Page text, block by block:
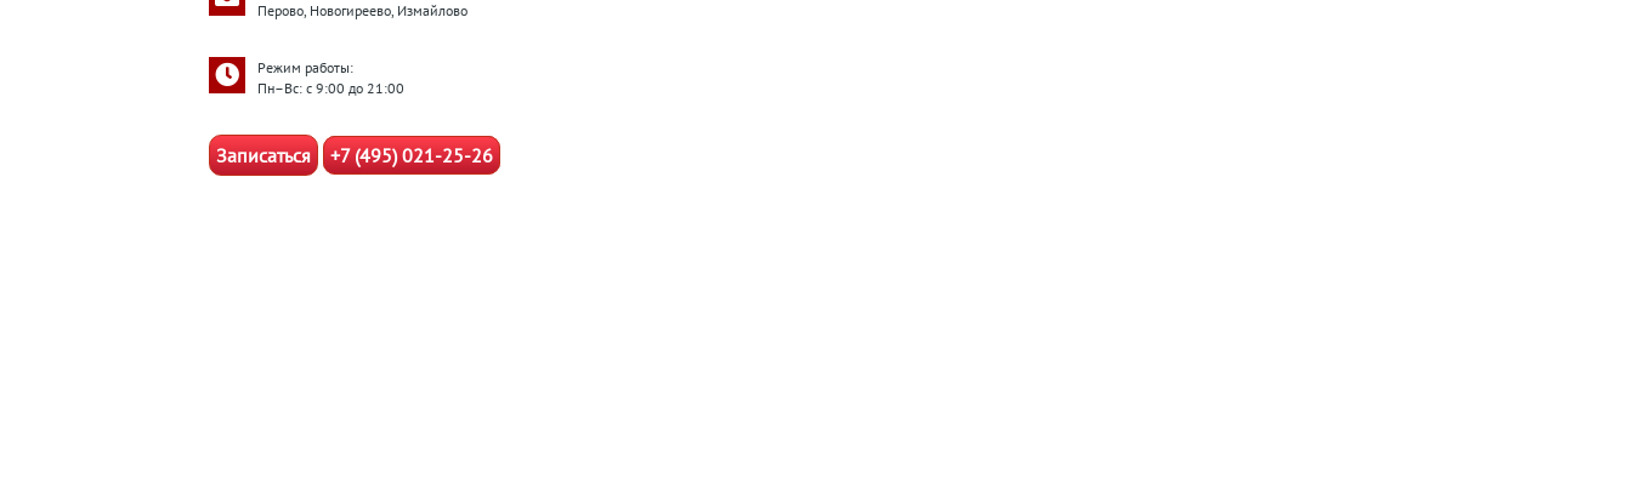
Перово, Новогиреево, Измайлово
Режим работы:
Пн–Вс: с 9:00 до 21:00
Записаться +7 (495) 021-25-26